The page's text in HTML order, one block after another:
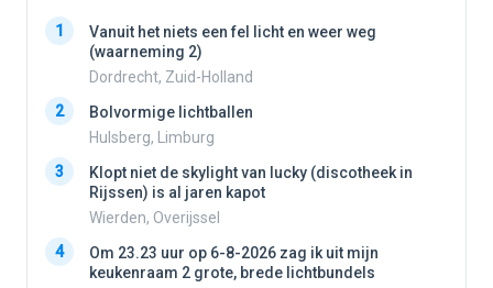
1
Vanuit het niets een fel licht en weer weg
(waarneming 2)
Dordrecht, Zuid-Holland
2
Bolvormige lichtballen
Hulsberg, Limburg
3
Klopt niet de skylight van lucky (discotheek in
Rijssen) is al jaren kapot
Wierden, Overijssel
4
Om 23.23 uur op 6-8-2026 zag ik uit mijn
keukenraam 2 grote, brede lichtbundels